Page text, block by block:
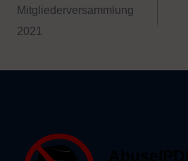
Mitgliederversammlung
2021